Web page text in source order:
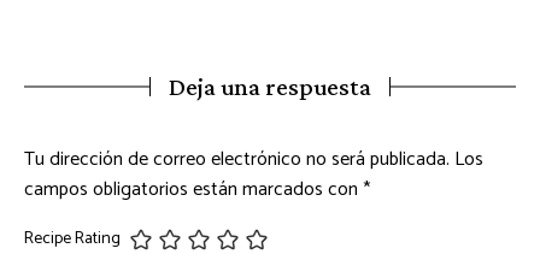
Deja una respuesta
Tu dirección de correo electrónico no será publicada. Los
campos obligatorios están marcados con*
Recipe Rating